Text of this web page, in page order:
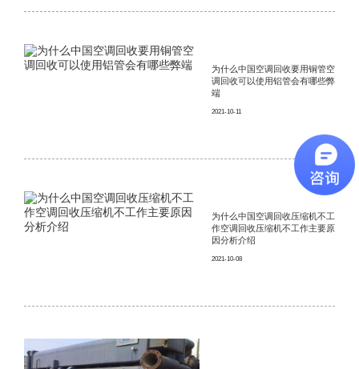
为什么中国空调回收要用铜管空
调回收可以使用铝管会有哪些弊
端
2021-10-11
为什么中国空调回收压缩机不工
作空调回收压缩机不工作主要原
因分析介绍
2021-10-08